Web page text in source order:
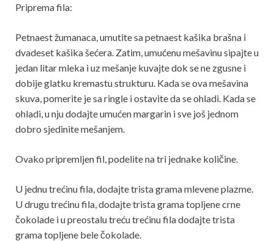
Priprema fila:
Petnaest žumanaca, umutite sa petnaest kašika brašna i
dvadeset kašika šećera. Zatim, umućenu mešavinu sipajte u
jedan litar mleka i uz mešanje kuvajte dok se ne zgusne i
dobije glatku kremastu strukturu. Kada se ova mešavina
skuva, pomerite je sa ringle i ostavite da se ohladi. Kada se
ohladi, u nju dodajte umućen margarin i sve još jednom
dobro sjedinite mešanjem.
Ovako pripremljen fil, podelite na tri jednake količine.
U jednu trećinu fila, dodajte trista grama mlevene plazme.
U drugu trećinu fila, dodajte trista grama topljene crne
čokolade i u preostalu treću trećinu fila dodajte trista
grama topljene bele čokolade.